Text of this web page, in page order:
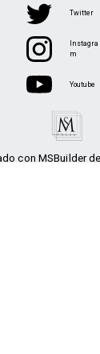
con MSBuilder
Twitter
Instagra
m
Youtube